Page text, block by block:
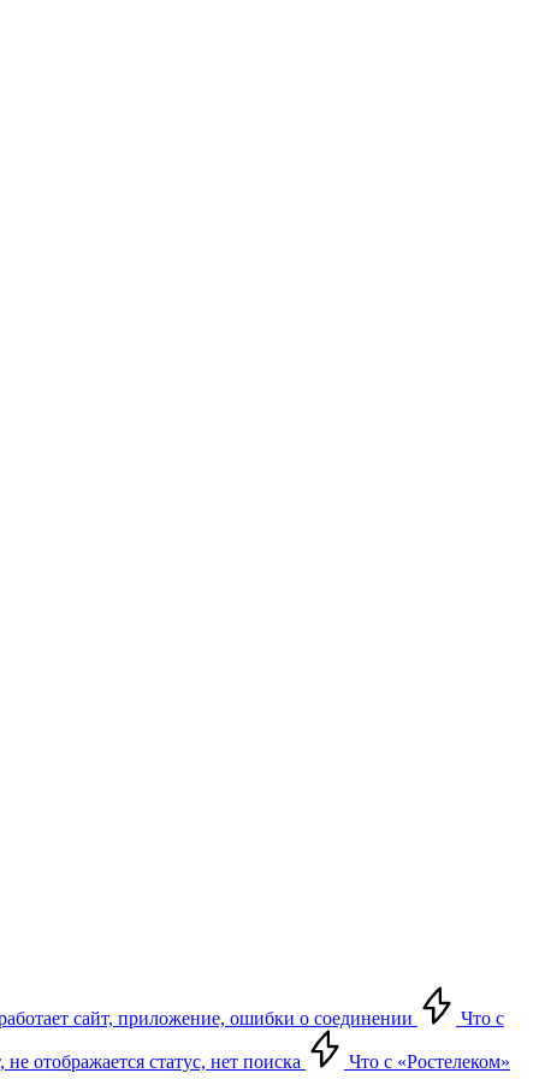
сайт, приложение, ошибки о соединении Что с
отображается статус, нет поиска Что с «Ростелеком»